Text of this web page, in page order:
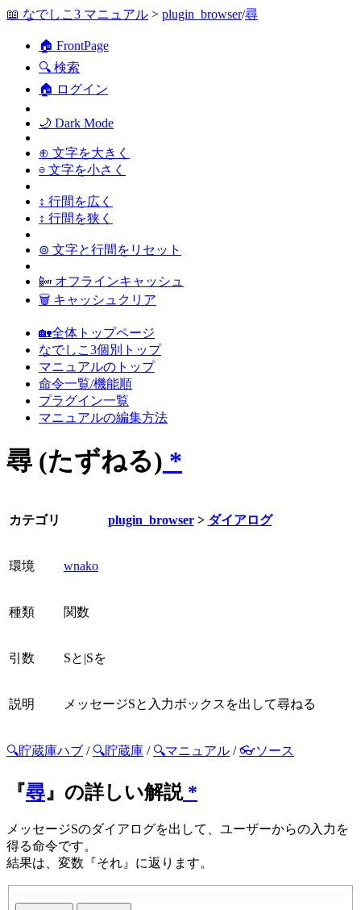
📖 なでしこ3 マニュアル > plugin_browser/尋
🏠 FrontPage
🔍 検索
🏠 ログイン
🌙 Dark Mode
⊕ 文字を大きく
⊖ 文字を小さく
↕ 行間を広く
↕ 行間を狭く
⊚ 文字と行間をリセット
📴 オフラインキャッシュ
🗑 キャッシュクリア
🏡全体トップページ
なでしこ3個別トップ
マニュアルのトップ
命令一覧/機能順
プラグイン一覧
マニュアルの編集方法
尋 (たずねる) *
カテゴリ plugin_browser> ダイアログ
環境 wnako
種類 関数
引数 Sと|Sを
説明 メッセージSと入力ボックスを出して尋ねる
🔍貯蔵庫ハブ / 🔍貯蔵庫 / 🔍マニュアル /👓ソース
『尋』の詳しい解説*
メッセージSのダイアログを出して、ユーザーからの入力を
得る命令です。
結果は、変数『それ』に返ります。